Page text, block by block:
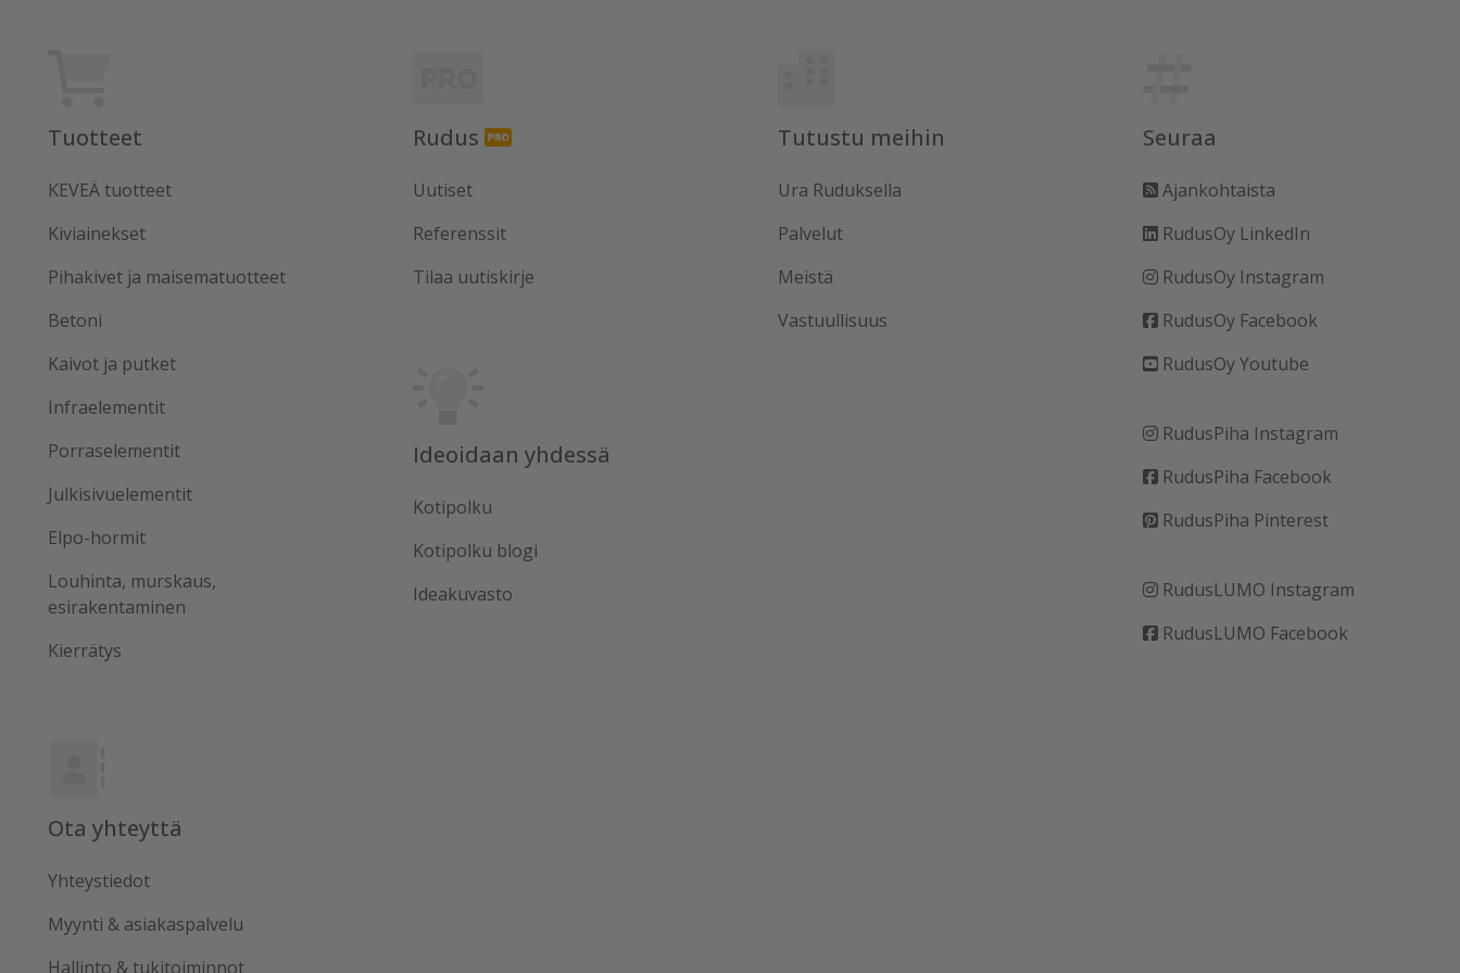
Tuotteet
KEVEÄ tuotteet
Kiviainekset
Pihakivet ja maisematuotteet
Betoni
Kaivot ja putket
Infraelementit
Porraselementit
Julkisivuelementit
Elpo-hormit
Louhinta, murskaus,
esirakentaminen
Kierrätys
Rudus
Uutiset
Referenssit
Tilaa uutiskirje
Ideoidaan yhdessä
Kotipolku
Kotipolku blogi
Ideakuvasto
Tutustu meihin
Ura Ruduksella
Palvelut
Meistä
Vastuullisuus
Seuraa
Ajankohtaista
RudusOy LinkedIn
RudusOy Instagram
RudusOy Facebook
RudusOy Youtube
RudusPiha Instagram
RudusPiha Facebook
RudusPiha Pinterest
RudusLUMO Instagram
RudusLUMO Facebook
Ota yhteyttä
Yhteystiedot
Myynti & asiakaspalvelu
Hallinto & tukitoiminnot